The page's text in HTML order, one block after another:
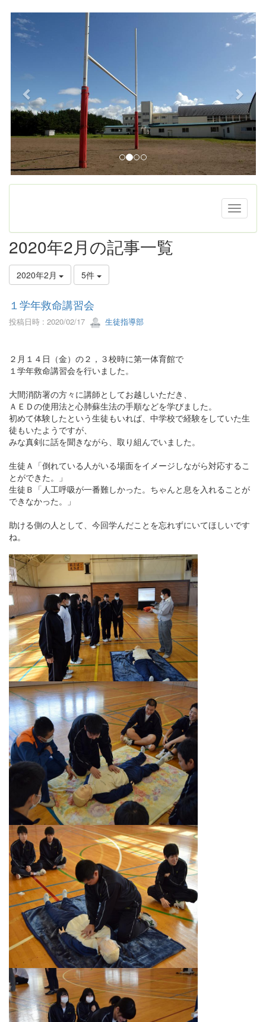
p
r
v
i
o
u
s
n
e
2020年2月の記事一覧
2020年2月 5件
１学年救命講習会
投稿日時 : 2020/02/17 生徒指導部
２月１４日（金）の２，３校時に第一体育館で
１学年救命講習会を行いました。
大間消防署の方々に講師としてお越しいただき、
ＡＥＤの使用法と心肺蘇生法の手順などを学びました。
初めて体験したという生徒もいれば、中学校で経験をしていた生
徒もいたようですが、
みな真剣に話を聞きながら、取り組んでいました。
生徒Ａ「倒れている人がいる場面をイメージしながら対応するこ
とができた。」
生徒Ｂ「人工呼吸が一番難しかった。ちゃんと息を入れることが
できなかった。」
助ける側の人として、今回学んだことを忘れずにいてほしいです
ね。